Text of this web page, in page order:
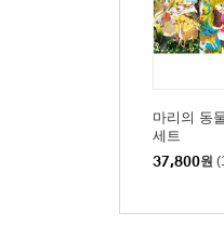
마리의 동
세트
37,800원